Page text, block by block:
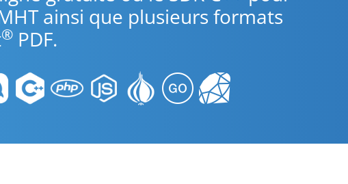
ainsi que plusieurs formats
® PDF.